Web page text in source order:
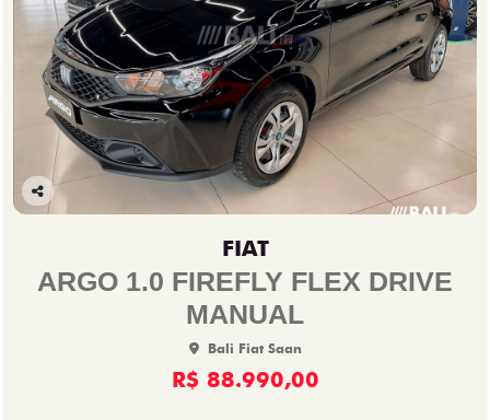
Co
lhe
FIAT
ARGO 1.0 FIREFLY FLEX DRIVE
MANUAL
Bali Fiat Saan
R$ 88.990,00